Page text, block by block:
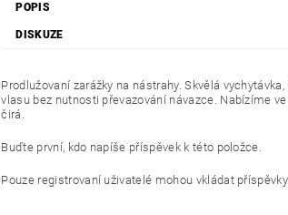
POPIS
DISKUZE
Prodlužovaní zarážky na nástrahy. Skvělá
vlasu bez nutnosti převazování návazce. Nabízíme
čirá.
Buďte první, kdo napíše příspěvek k této položce.
Pouze registrovaní uživatelé mohou vkládat